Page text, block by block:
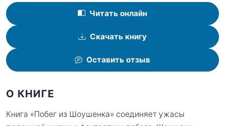
Читать онлайн
Скачать книгу
Оставить отзыв
О КНИГЕ
Книга «Побег из Шоушенка» соединяет ужасы